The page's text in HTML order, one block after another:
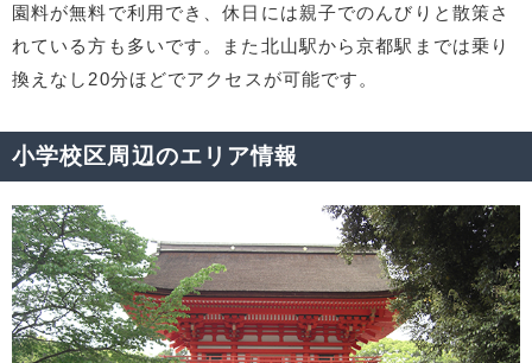
園料が無料で利用でき、休日には親子でのんびりと散策さ
れている方も多いです。また北山駅から京都駅までは乗り
換えなし20分ほどでアクセスが可能です。
小学校区周辺のエリア情報